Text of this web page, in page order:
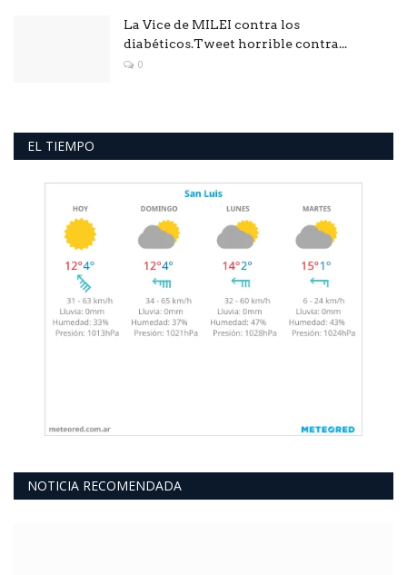
La Vice de MILEI contra los
diabéticos.Tweet horrible contra...
0
EL TIEMPO
NOTICIA RECOMENDADA